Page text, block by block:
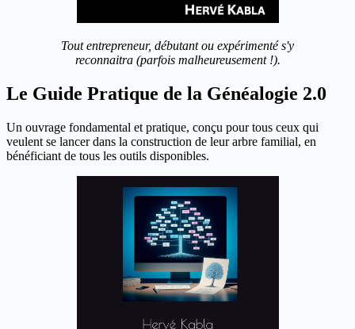
Tout entrepreneur, débutant ou expérimenté s'y
reconnaitra (parfois malheureusement !).
Le Guide Pratique de la Généalogie 2.0
Un ouvrage fondamental et pratique, conçu pour tous ceux qui
veulent se lancer dans la construction de leur arbre familial, en
bénéficiant de tous les outils disponibles.